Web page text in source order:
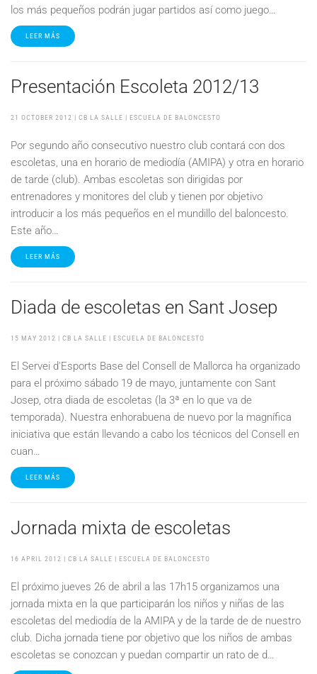
los más pequeños podrán jugar partidos así como juego…
LEER MÁS
Presentación Escoleta 2012/13
21 OCTOBER 2012 | CB LA SALLE | ESCUELA DE BALONCESTO
Por segundo año consecutivo nuestro club contará con dos
escoletas, una en horario de mediodía (AMIPA) y otra en horario
de tarde (club). Ambas escoletas son dirigidas por
entrenadores y monitores del club y tienen por objetivo
introducir a los más pequeños en el mundillo del baloncesto.
Este año…
LEER MÁS
Diada de escoletas en Sant Josep
15 MAY 2012 | CB LA SALLE | ESCUELA DE BALONCESTO
El Servei d'Esports Base del Consell de Mallorca ha organizado
para el próximo sábado 19 de mayo, juntamente con Sant
Josep, otra diada de escoletas (la 3ª en lo que va de
temporada). Nuestra enhorabuena de nuevo por la magnífica
iniciativa que están llevando a cabo los técnicos del Consell en
cuan…
LEER MÁS
Jornada mixta de escoletas
16 APRIL 2012 | CB LA SALLE | ESCUELA DE BALONCESTO
El próximo jueves 26 de abril a las 17h15 organizamos una
jornada mixta en la que participarán los niños y niñas de las
escoletas del mediodía de la AMIPA y de la tarde de de nuestro
club. Dicha jornada tiene por objetivo que los niños de ambas
escoletas se conozcan y puedan compartir un rato de d…